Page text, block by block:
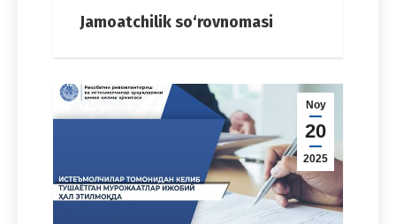
Jamoatchilik so‘rovnomasi
Noy
20
2025